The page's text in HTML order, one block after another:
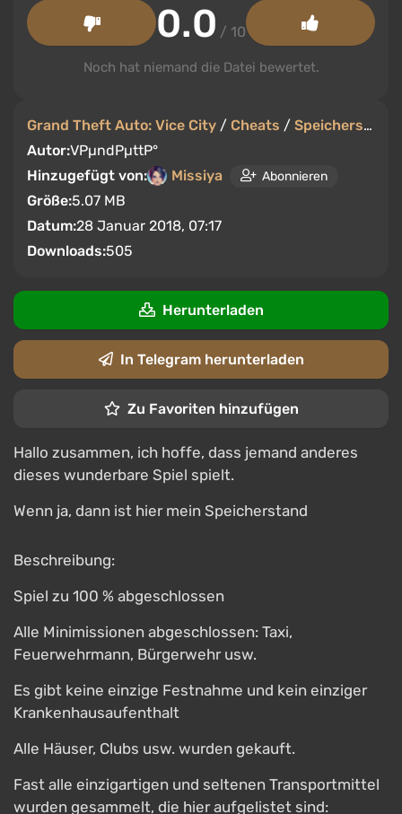
Grand Theft Auto: Vice City / Cheats / Speicherstände
Autor:VРµndРµttР°
Hinzugefügt von:
Missiya Abonnieren
Größe:5.07 MB
Datum:28 Januar 2018, 07:17
Downloads:505
0.0 / 10
Noch hat niemand die Datei bewertet.
Herunterladen
In Telegram herunterladen
Zu Favoriten hinzufügen
Hallo zusammen, ich hoffe, dass jemand anderes
dieses wunderbare Spiel spielt.
Wenn ja, dann ist hier mein Speicherstand
Beschreibung:
Spiel zu 100 % abgeschlossen
Alle Minimissionen abgeschlossen: Taxi,
Feuerwehrmann, Bürgerwehr usw.
Es gibt keine einzige Festnahme und kein einziger
Krankenhausaufenthalt
Alle Häuser, Clubs usw. wurden gekauft.
Fast alle einzigartigen und seltenen Transportmittel
wurden gesammelt, die hier aufgelistet sind: